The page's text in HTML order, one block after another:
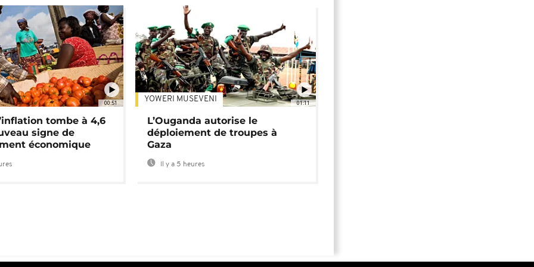
00:51
tombe à 4,6
signe de
économique
01:11
YOWERI MUSEVENI
L’Ouganda autorise le
déploiement de troupes à
Gaza
Il y a 5 heures